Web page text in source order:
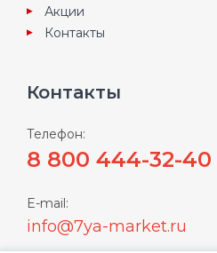
Акции
Контакты
Контакты
Телефон:
8 800 444-32-40
E-mail:
info@7ya-market.ru